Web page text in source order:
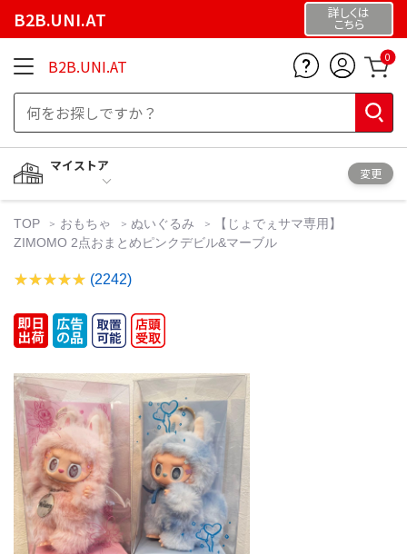
B2B.UNI.AT 詳しくは
こちら
B2B.UNI.AT 0
マイストア
変更
TOP おもちゃ ぬいぐるみ
【じょでぇサマ専用】
ZIMOMO 2点おまとめピンクデビル&マーブル
(2242)